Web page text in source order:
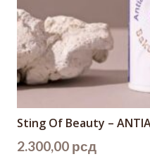
Sting Of Beauty –
2.300,00 рсд